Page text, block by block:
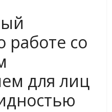
работе со
для лиц